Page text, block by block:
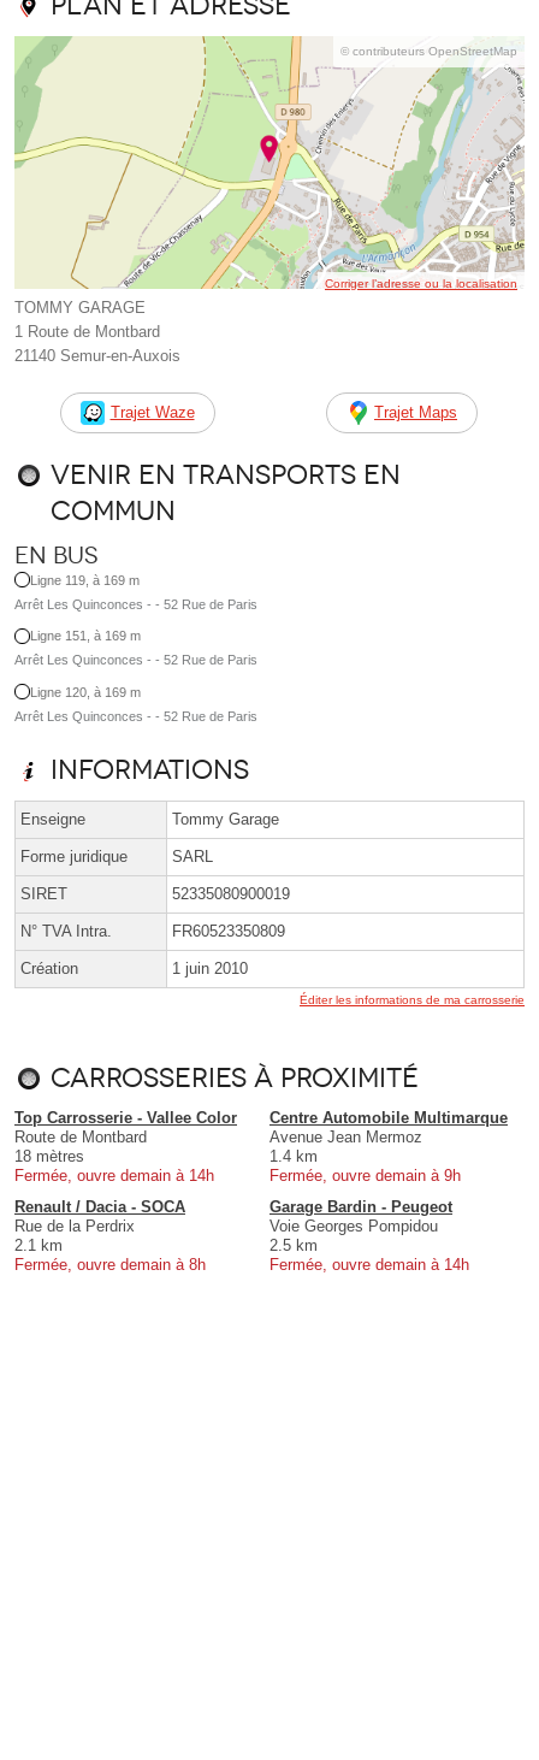
© contributeurs OpenStreetMap
Corriger l’adresse ou la localisation
TOMMY GARAGE
1 Route de Montbard
21140 Semur-en-Auxois
Trajet Waze Trajet Maps
Venir en transports en
commun
En bus
Ligne 119, à 169 m
Arrêt Les Quinconces - - 52 Rue de Paris
Ligne 151, à 169 m
Arrêt Les Quinconces - - 52 Rue de Paris
Ligne 120, à 169 m
Arrêt Les Quinconces - - 52 Rue de Paris
Informations
Enseigne Tommy Garage
Forme juridique SARL
SIRET 52335080900019
N° TVA Intra. FR60523350809
Création 1 juin 2010
Éditer les informations de ma carrosserie
Carrosseries à proximité
Top Carrosserie - Vallee Color
Route de Montbard
18 mètres
Fermée, ouvre demain à 14h
Centre Automobile Multimarque
Avenue Jean Mermoz
1.4 km
Fermée, ouvre demain à 9h
Renault / Dacia - SOCA
Rue de la Perdrix
2.1 km
Fermée, ouvre demain à 8h
Garage Bardin - Peugeot
Voie Georges Pompidou
2.5 km
Fermée, ouvre demain à 14h